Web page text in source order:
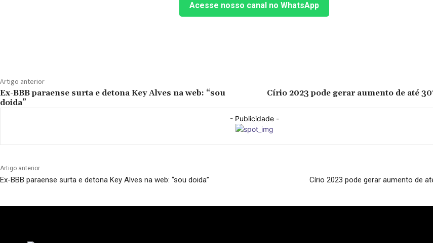
Acesse nosso canal no WhatsApp
Artigo anterior
Ex-BBB paraense surta e detona Key Alves na web: “sou
doida”
Círio 2023 pode gerar aumento de até
- Publicidade -
Artigo anterior
Ex-BBB paraense surta e detona Key Alves na web: “sou doida” Círio 2023 pode gerar aumento de